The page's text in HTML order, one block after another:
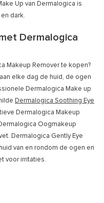
Up van Dermalogica is
dark.
Dermalogica
Makeup Remover te kopen?
elke dag de huid, de ogen
Dermalogica Make up
Dermalogica Soothing Eye
Dermalogica Makeup
Oogmakeup
Dermalogica Gently Eye
van en rondom de ogen en
voor irritaties.